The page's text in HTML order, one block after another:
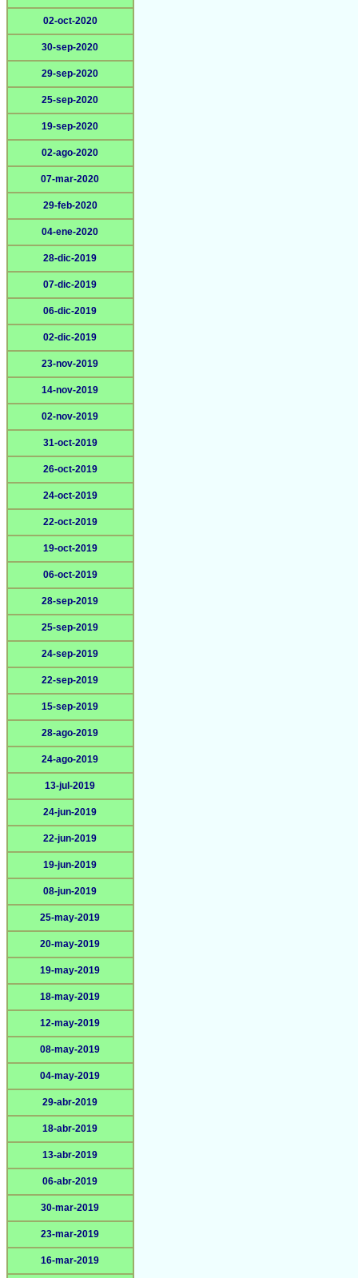
02-oct-2020
30-sep-2020
29-sep-2020
25-sep-2020
19-sep-2020
02-ago-2020
07-mar-2020
29-feb-2020
04-ene-2020
28-dic-2019
07-dic-2019
06-dic-2019
02-dic-2019
23-nov-2019
14-nov-2019
02-nov-2019
31-oct-2019
26-oct-2019
24-oct-2019
22-oct-2019
19-oct-2019
06-oct-2019
28-sep-2019
25-sep-2019
24-sep-2019
22-sep-2019
15-sep-2019
28-ago-2019
24-ago-2019
13-jul-2019
24-jun-2019
22-jun-2019
19-jun-2019
08-jun-2019
25-may-2019
20-may-2019
19-may-2019
18-may-2019
12-may-2019
08-may-2019
04-may-2019
29-abr-2019
18-abr-2019
13-abr-2019
06-abr-2019
30-mar-2019
23-mar-2019
16-mar-2019